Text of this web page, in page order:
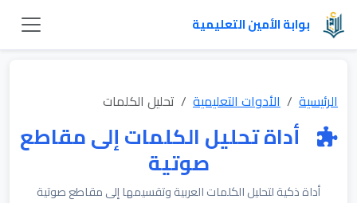
بوابة الأمين التعليمية
الرئيسية الأدوات التعليمية تحليل الكلمات
أداة تحليل الكلمات إلى مقاطع
صوتية
أداة ذكية لتحليل الكلمات العربية وتقسيمها إلى مقاطع صوتية